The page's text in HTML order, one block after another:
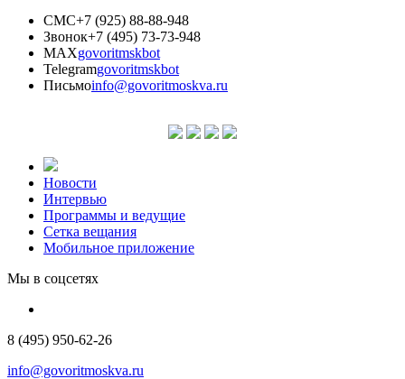
СМС+7 (925) 88-88-948
Звонок+7 (495) 73-73-948
MAXgovoritmskbot
Telegramgovoritmskbot
Письмоinfo@govoritmoskva.ru
Новости
Интервью
Программы и ведущие
Сетка вещания
Мобильное приложение
Мы в соцсетях
8 (495) 950-62-26
info@govoritmoskva.ru